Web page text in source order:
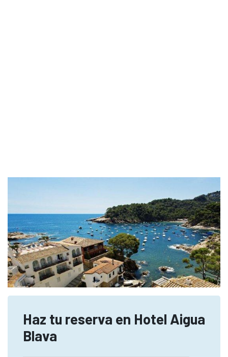
Haz tu reserva en Hotel Aigua
Blava